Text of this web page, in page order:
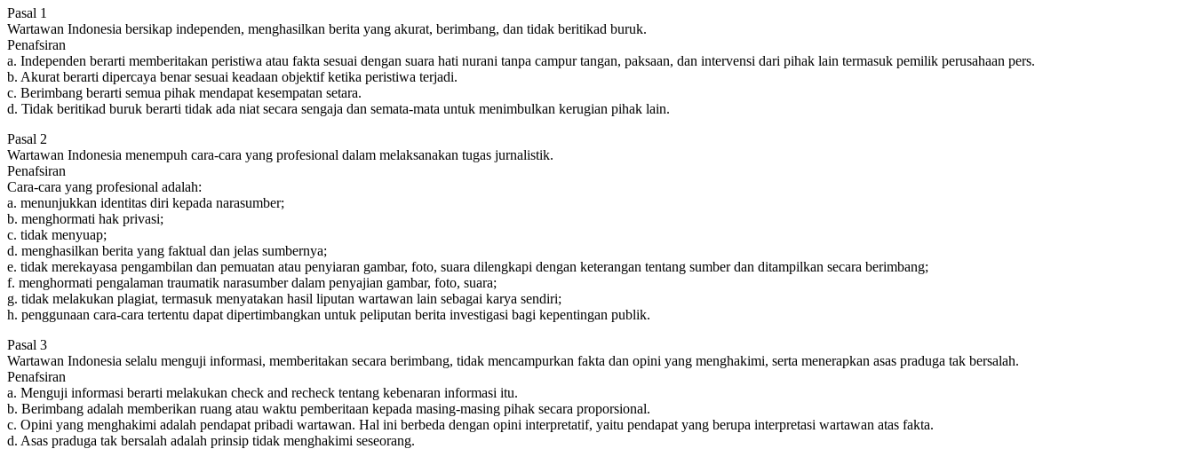
Pasal 1
Wartawan Indonesia bersikap independen, menghasilkan berita yang akurat, berimbang, dan tidak beritikad buruk.
Penafsiran
a. Independen berarti memberitakan peristiwa atau fakta sesuai dengan suara hati nurani tanpa campur tangan, paksaan, dan intervensi dari pihak lain termasuk pemilik perusahaan pers.
b. Akurat berarti dipercaya benar sesuai keadaan objektif ketika peristiwa terjadi.
c. Berimbang berarti semua pihak mendapat kesempatan setara.
d. Tidak beritikad buruk berarti tidak ada niat secara sengaja dan semata-mata untuk menimbulkan kerugian pihak lain.
Pasal 2
Wartawan Indonesia menempuh cara-cara yang profesional dalam melaksanakan tugas jurnalistik.
Penafsiran
Cara-cara yang profesional adalah:
a. menunjukkan identitas diri kepada narasumber;
b. menghormati hak privasi;
c. tidak menyuap;
d. menghasilkan berita yang faktual dan jelas sumbernya;
e. tidak merekayasa pengambilan dan pemuatan atau penyiaran gambar, foto, suara dilengkapi dengan keterangan tentang sumber dan ditampilkan secara berimbang;
f. menghormati pengalaman traumatik narasumber dalam penyajian gambar, foto, suara;
g. tidak melakukan plagiat, termasuk menyatakan hasil liputan wartawan lain sebagai karya sendiri;
h. penggunaan cara-cara tertentu dapat dipertimbangkan untuk peliputan berita investigasi bagi kepentingan publik.
Pasal 3
Wartawan Indonesia selalu menguji informasi, memberitakan secara berimbang, tidak mencampurkan fakta dan opini yang menghakimi, serta menerapkan asas praduga tak bersalah.
Penafsiran
a. Menguji informasi berarti melakukan check and recheck tentang kebenaran informasi itu.
b. Berimbang adalah memberikan ruang atau waktu pemberitaan kepada masing-masing pihak secara proporsional.
c. Opini yang menghakimi adalah pendapat pribadi wartawan. Hal ini berbeda dengan opini interpretatif, yaitu pendapat yang berupa interpretasi wartawan atas fakta.
d. Asas praduga tak bersalah adalah prinsip tidak menghakimi seseorang.